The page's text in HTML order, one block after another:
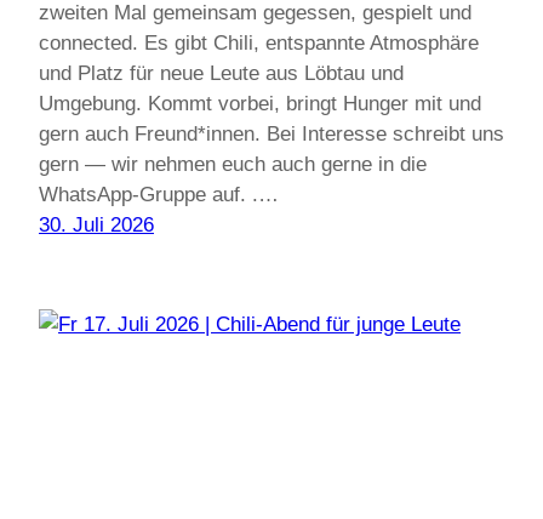
zweiten Mal gemeinsam gegessen, gespielt und
connected. Es gibt Chili, entspannte Atmosphäre
und Platz für neue Leute aus Löbtau und
Umgebung. Kommt vorbei, bringt Hunger mit und
gern auch Freund*innen. Bei Interesse schreibt uns
gern — wir nehmen euch auch gerne in die
WhatsApp-Gruppe auf. .…
30. Juli 2026